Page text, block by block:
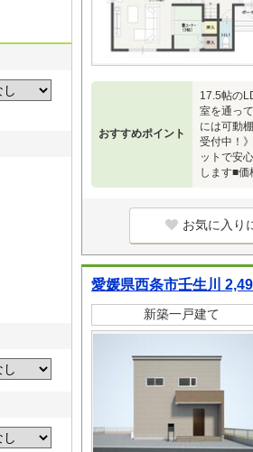
おすすめポイント
17.5帖の
室を通っ
には可動
受付中！
ットで安
します■
お気に入り
愛媛県西条市壬生川
新築一戸建て